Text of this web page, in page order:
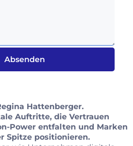
Absenden
Hattenberger.
Auftritte, die Vertrauen
entfalten und Marken
Spitze positionieren.